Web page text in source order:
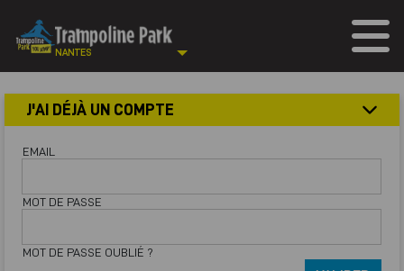
NANTES
J'AI DÉJÀ UN COMPTE
EMAIL
MOT DE PASSE
MOT DE PASSE OUBLIÉ ?